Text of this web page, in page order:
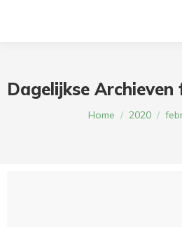
Dagelijkse Archieven
Je bent hier:
Home 2020